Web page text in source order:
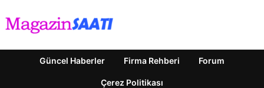
Güncel Haberler Firma Rehberi Forum
Çerez Politikası